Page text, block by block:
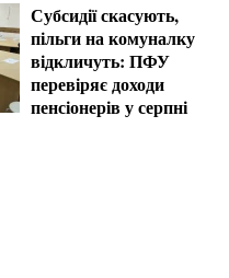
Субсидії скасують,
пільги на комуналку
відкличуть: ПФУ
перевіряє доходи
пенсіонерів у серпні